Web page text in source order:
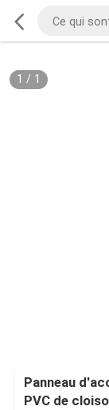
1 / 1
Panneau
PVC de